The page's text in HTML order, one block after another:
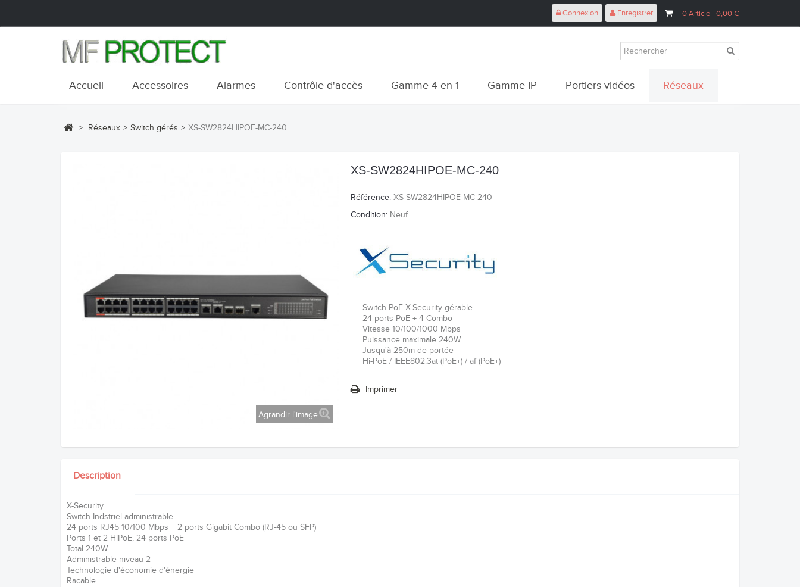
0Article- 0,00 €
Connexion Enregistrer
Accueil Accessoires Alarmes Contrôle d'accès Gamme 4 en 1 Gamme IP Portiers vidéos Réseaux
> Réseaux > Switch gérés > XS-SW2824HIPOE-MC-240
Agrandir l'image
XS-SW2824HIPOE-MC-240
Référence: XS-SW2824HIPOE-MC-240
Condition: Neuf
Switch PoE X-Security gérable
24 ports PoE + 4 Combo
Vitesse 10/100/1000 Mbps
Puissance maximale 240W
Jusqu'à 250m de portée
Hi-PoE / IEEE802.3at (PoE+) / af (PoE+)
Imprimer
Description
X-Security
Switch Indstriel administrable
24 ports RJ45 10/100 Mbps + 2 ports Gigabit Combo (RJ-45 ou SFP)
Ports 1 et 2 HiPoE, 24 ports PoE
Total 240W
Administrable niveau 2
Technologie d'économie d'énergie
Racable